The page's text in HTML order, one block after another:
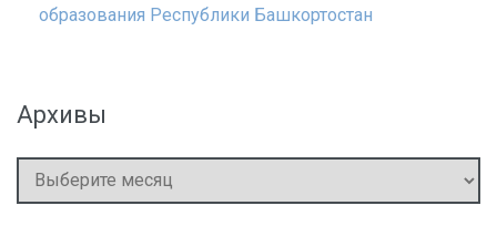
образования Республики Башкортостан
Архивы
Архивы